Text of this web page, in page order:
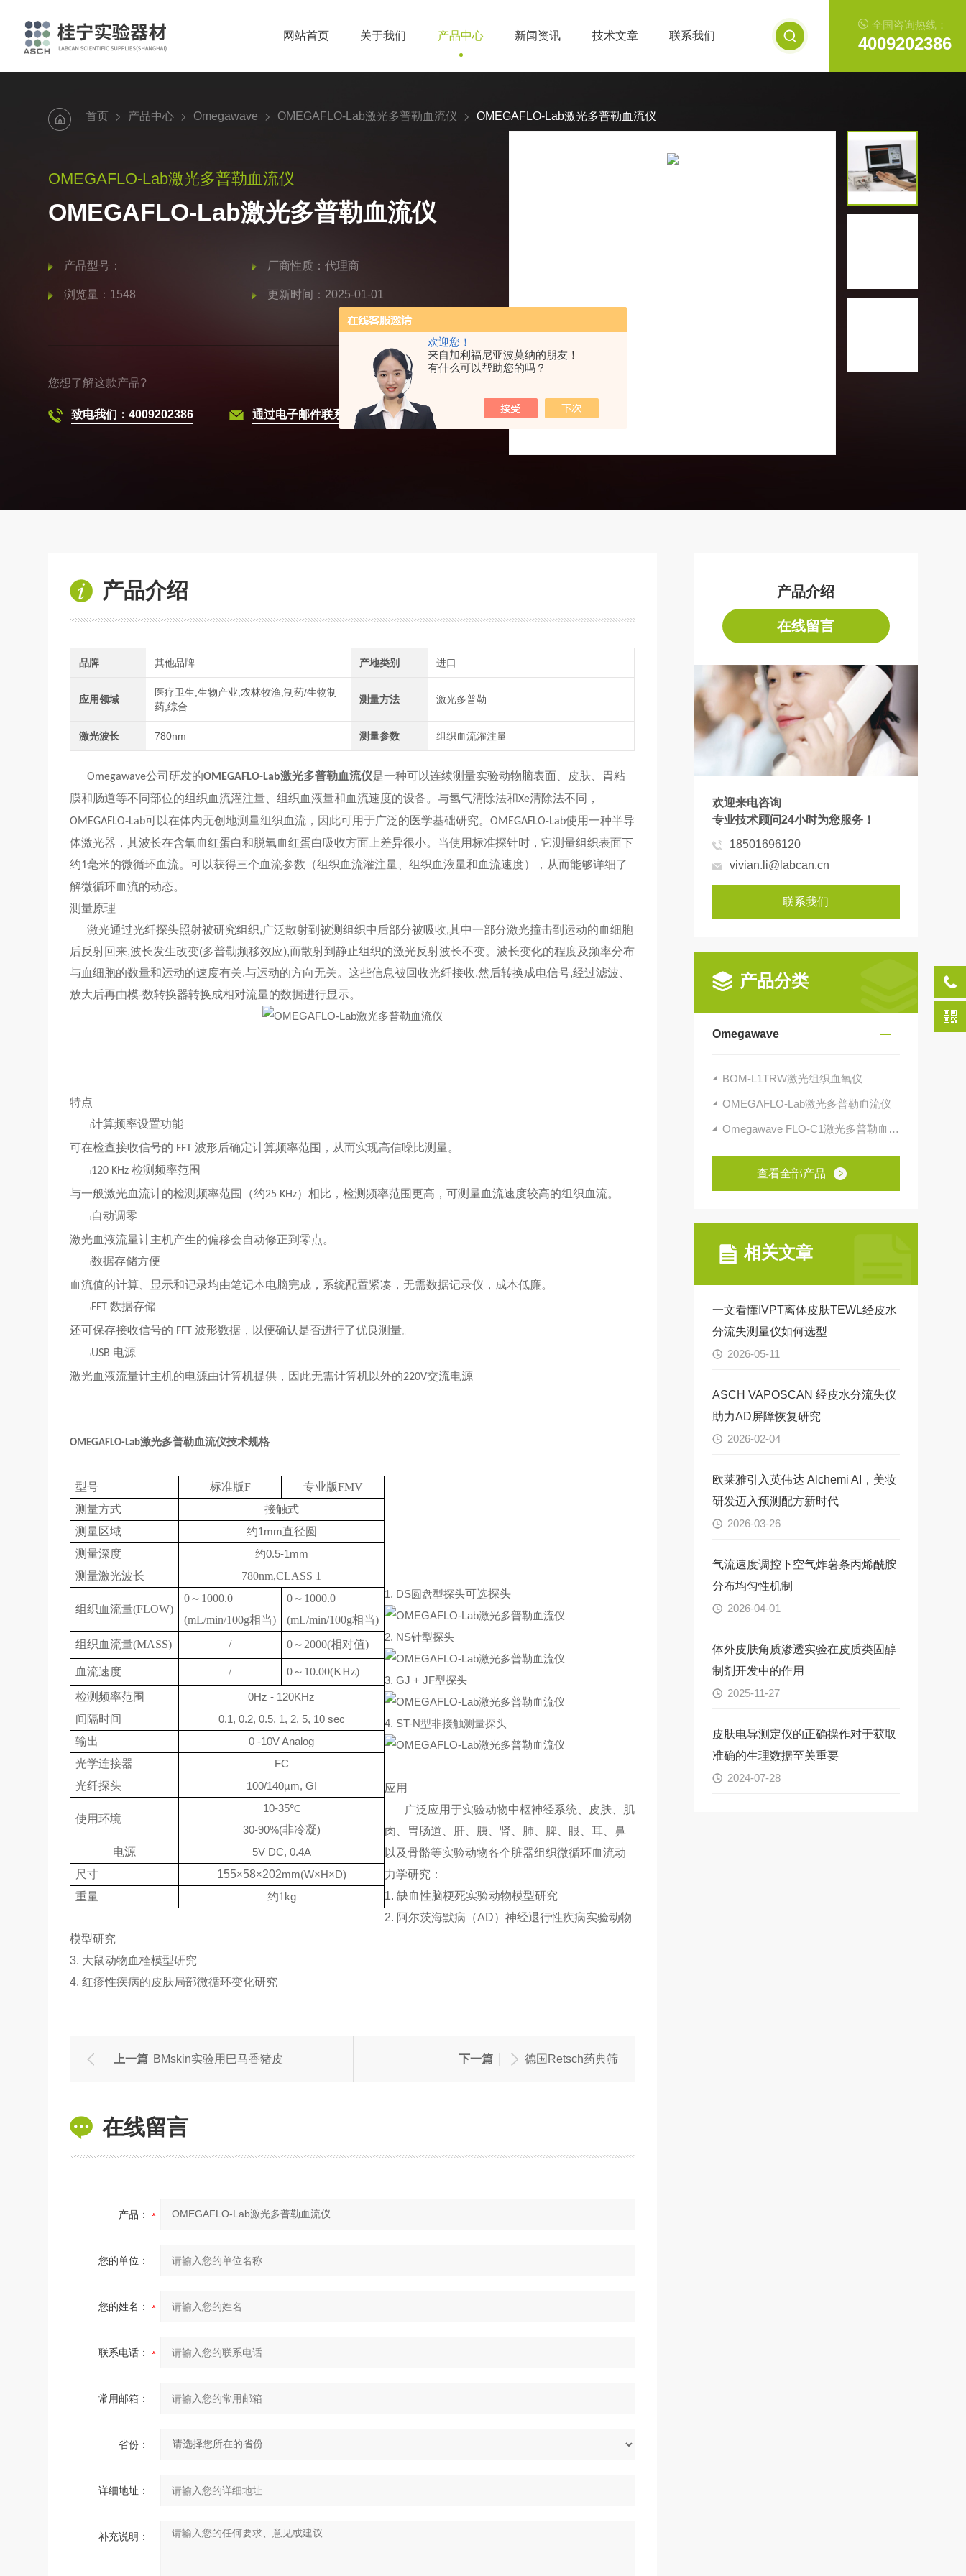
欢迎您！
来自加利福尼亚波莫纳的朋友！
有什么可以帮助您的吗？
全国咨询热线：
4009202386
网站首页 关于我们 产品中心 新闻资讯 技术文章 联系我们
首页 产品中心 Omegawave OMEGAFLO-Lab激光多普勒血流仪 OMEGAFLO-Lab激光多普勒血流仪
OMEGAFLO-Lab激光多普勒血流仪
OMEGAFLO-Lab激光多普勒血流仪
产品型号： 厂商性质：代理商
浏览量：1548 更新时间：2025-01-01
您想了解这款产品?
致电我们：4009202386 通过电子邮件联系我们
产品介绍
品牌 其他品牌 产地类别 进口
应用领域
医疗卫生,生物产业,农林牧渔,制药/生物制
药,综合
测量方法 激光多普勒
激光波长 780nm 测量参数 组织血流灌注量
Omegawave公司研发的OMEGAFLO-Lab激光多普勒血流仪是一种可以连续测量实验动物脑表面、皮肤、胃粘
膜和肠道等不同部位的组织血流灌注量、组织血液量和血流速度的设备。与氢气清除法和Xe清除法不同，
OMEGAFLO-Lab可以在体内无创地测量组织血流，因此可用于广泛的医学基础研究。OMEGAFLO-Lab使用一种半导
体激光器，其波长在含氧血红蛋白和脱氧血红蛋白吸收方面上差异很小。当使用标准探针时，它测量组织表面下
约1毫米的微循环血流。可以获得三个血流参数（组织血流灌注量、组织血液量和血流速度），从而能够详细了
解微循环血流的动态。
测量原理
激光通过光纤探头照射被研究组织,广泛散射到被测组织中后部分被吸收,其中一部分激光撞击到运动的血细胞
后反射回来,波长发生改变(多普勒频移效应),而散射到静止组织的激光反射波长不变。波长变化的程度及频率分布
与血细胞的数量和运动的速度有关,与运动的方向无关。这些信息被回收光纤接收,然后转换成电信号,经过滤波、
放大后再由模-数转换器转换成相对流量的数据进行显示。
特点
计算频率设置功能
可在检查接收信号的 FFT波形后确定计算频率范围，从而实现高信噪比测量。
120 KHz检测频率范围
与一般激光血流计的检测频率范围（约25 KHz）相比，检测频率范围更高，可测量血流速度较高的组织血流。
自动调零
激光血液流量计主机产生的偏移会自动修正到零点。
l数据存储方便
血流值的计算、显示和记录均由笔记本电脑完成，系统配置紧凑，无需数据记录仪，成本低廉。
FFT数据存储
还可保存接收信号的 FFT波形数据，以便确认是否进行了优良测量。
USB 电源
激光血液流量计主机的电源由计算机提供，因此无需计算机以外的220V交流电源
OMEGAFLO-Lab激光多普勒血流仪技术规格
型号 标准版F
专业版FMV
测量方式
接触式
测量区域
约1mm直径圆
测量深度
约0.5-1mm
测量激光波长
780nm,CLASS 1
组织血流量(FLOW)
0～1000.0
(mL/min/100g相当)
0～1000.0
(mL/min/100g相当)
组织血流量(MASS)
/ 0～2000(相对值)
血流速度 / 0～10.00(KHz)
检测频率范围
0Hz - 120KHz
间隔时间
0.1, 0.2, 0.5, 1, 2, 5, 10 sec
输出
0 -10V Analog
光学连接器
FC
光纤探头
100/140µm, GI
使用环境
10-35℃
30-90%(非冷凝)
电源
5V DC, 0.4A
尺寸
155×58×202mm(W×H×D)
重量
约1 kg
1. DS圆盘型探头可选探头
2. NS针型探头
3. GJ + JF型探头
4. ST-N型非接触测量探头
应用
广泛应用于实验动物中枢神经系统、皮肤、肌
肉、胃肠道、肝、胰、肾、肺、脾、眼、耳、鼻
以及骨骼等实验动物各个脏器组织微循环血流动
力学研究：
1. 缺血性脑梗死实验动物模型研究
2. 阿尔茨海默病（AD）神经退行性疾病实验动物
模型研究
3. 大鼠动物血栓模型研究
4. 红疹性疾病的皮肤局部微循环变化研究
上一篇 BMskin实验用巴马香猪皮 下一篇 德国Retsch药典筛
在线留言
产品：
您的单位：
您的姓名：
联系电话：
常用邮箱：
省份：
详细地址：
补充说明：
产品介绍
在线留言
欢迎来电咨询
专业技术顾问24小时为您服务！
18501696120
vivian.li@labcan.cn
联系我们
产品分类
Omegawave
BOM-L1TRW激光组织血氧仪
OMEGAFLO-Lab激光多普勒血流仪
Omegawave FLO-C1激光多普勒血流仪
查看全部产品
相关文章
一文看懂IVPT离体皮肤TEWL经皮水
分流失测量仪如何选型
2026-05-11
ASCH VAPOSCAN 经皮水分流失仪
助力AD屏障恢复研究
2026-02-04
欧莱雅引入英伟达 Alchemi AI，美妆
研发迈入预测配方新时代
2026-03-26
气流速度调控下空气炸薯条丙烯酰胺
分布均匀性机制
2026-04-01
体外皮肤角质渗透实验在皮质类固醇
制剂开发中的作用
2025-11-27
皮肤电导测定仪的正确操作对于获取
准确的生理数据至关重要
2024-07-28